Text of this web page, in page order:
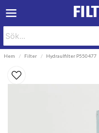
Hem Filter Hydraulfilter P550477